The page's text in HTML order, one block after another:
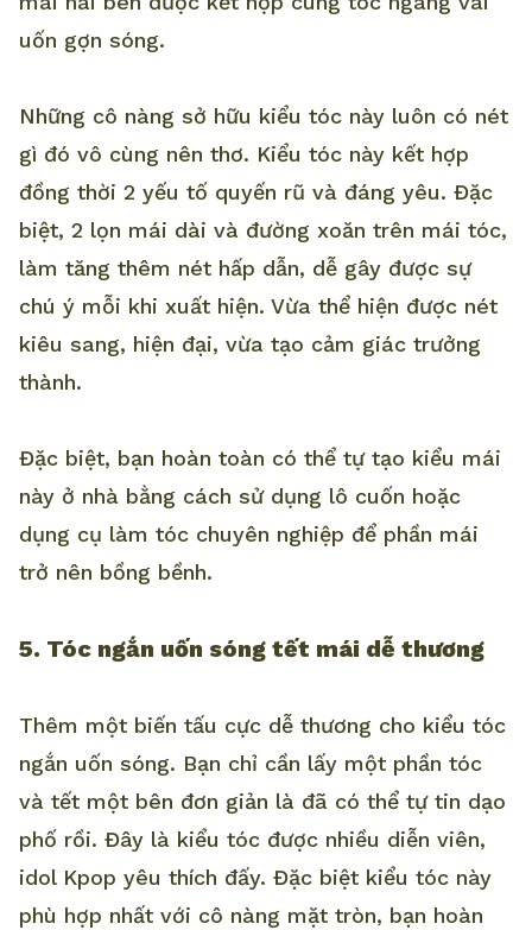
uốn gợn sóng.
Những cô nàng sở hữu kiểu tóc này luôn có nét
gì đó vô cùng nên thơ. Kiểu tóc này kết hợp
đồng thời 2 yếu tố quyến rũ và đáng yêu. Đặc
biệt, 2 lọn mái dài và đường xoăn trên mái tóc,
làm tăng thêm nét hấp dẫn, dễ gây được sự
chú ý mỗi khi xuất hiện. Vừa thể hiện được nét
kiêu sang, hiện đại, vừa tạo cảm giác trưởng
thành.
Đặc biệt, bạn hoàn toàn có thể tự tạo kiểu mái
này ở nhà bằng cách sử dụng lô cuốn hoặc
dụng cụ làm tóc chuyên nghiệp để phần mái
trở nên bồng bềnh.
5. Tóc ngắn uốn sóng tết mái dễ thương
Thêm một biến tấu cực dễ thương cho kiểu tóc
ngắn uốn sóng. Bạn chỉ cần lấy một phần tóc
và tết một bên đơn giản là đã có thể tự tin dạo
phố rồi. Đây là kiểu tóc được nhiều diễn viên,
idol Kpop yêu thích đấy. Đặc biệt kiểu tóc này
phù hợp nhất với cô nàng mặt tròn, bạn hoàn